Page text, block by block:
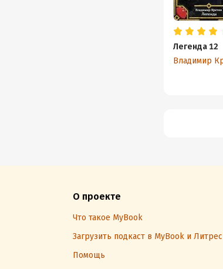
Легенда 12
Владимир
О проекте
Что такое MyBook
Загрузить подкаст в MyBook и Литрес
Помощь